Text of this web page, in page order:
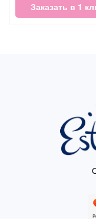
Заказать в 1